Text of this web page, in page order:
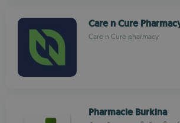
Care n Cure
Care n Cure pharmacy
Pharmacie Burkina